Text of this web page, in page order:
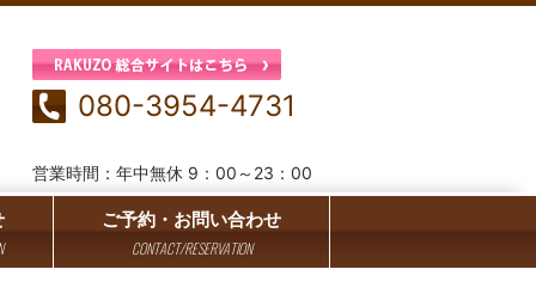
080-3954-4731
営業時間：年中無休 9：00～23：00
ご予約・お問い合わせ
CONTACT/RESERVATION